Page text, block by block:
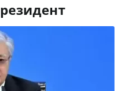
президент